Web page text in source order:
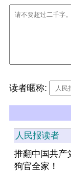
读者暱称:
人民报读者
推翻中国共产
狗官全家！